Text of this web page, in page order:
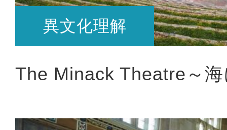
異文化理解
The Minack Theatre～